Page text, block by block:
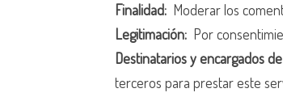
Finalidad: Moderar los
Legitimación: Por
Destinatarios y encargados
terceros para prestar este